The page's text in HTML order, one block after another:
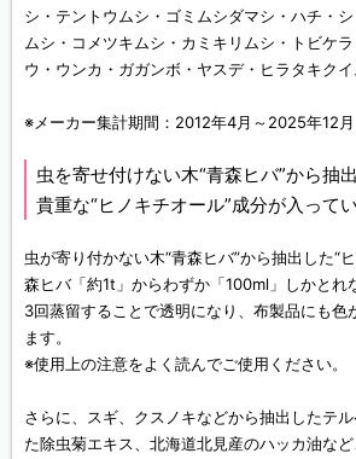
シ・テントウムシ・ゴミムシダマシ・ハチ・
ムシ・コメツキムシ・カミキリムシ・トビケ
ウ・ウンカ・ガガンボ・ヤスデ・ヒラタキク
※メーカー集計期間：2012年4月～2025年12月
虫を寄せ付けない木“青森ヒバ”から抽
貴重な“ヒノキチオール”成分が入ってい
虫が寄り付かない木“青森ヒバ”から抽出した“
森ヒバ「約1t」からわずか「100ml」しかとれ
3回蒸留することで透明になり、布製品にも色
ます。
※使用上の注意をよく読んでご使用ください。
さらに、スギ、クスノキなどから抽出したテ
た除虫菊エキス、北海道北見産のハッカ油な